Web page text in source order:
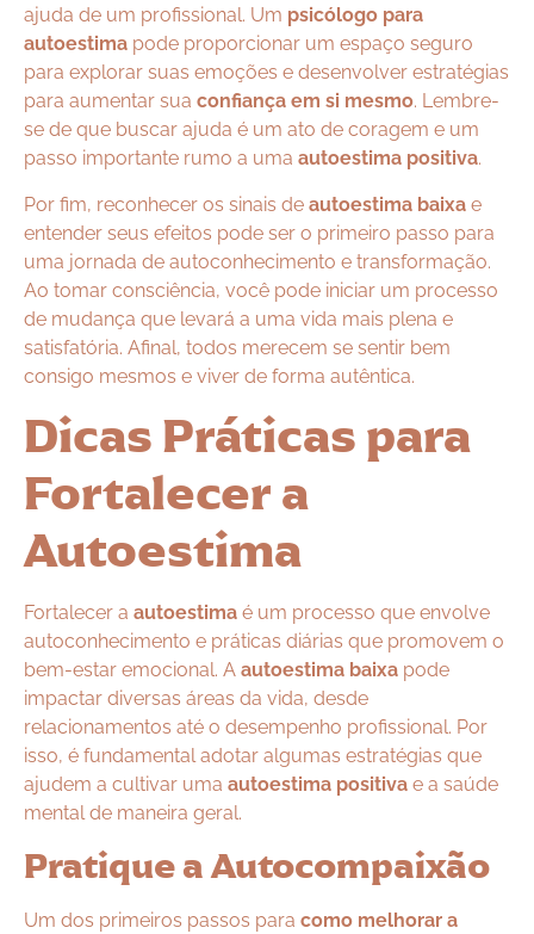
ajuda de um profissional. Um psicólogo para
autoestima pode proporcionar um espaço seguro
para explorar suas emoções e desenvolver estratégias
para aumentar sua confiança em si mesmo. Lembre-
se de que buscar ajuda é um ato de coragem e um
passo importante rumo a uma autoestima positiva.
Por fim, reconhecer os sinais de autoestima baixa e
entender seus efeitos pode ser o primeiro passo para
uma jornada de autoconhecimento e transformação.
Ao tomar consciência, você pode iniciar um processo
de mudança que levará a uma vida mais plena e
satisfatória. Afinal, todos merecem se sentir bem
consigo mesmos e viver de forma autêntica.
Dicas Práticas para
Fortalecer a
Autoestima
Fortalecer a autoestima é um processo que envolve
autoconhecimento e práticas diárias que promovem o
bem-estar emocional. A autoestima baixa pode
impactar diversas áreas da vida, desde
relacionamentos até o desempenho profissional. Por
isso, é fundamental adotar algumas estratégias que
ajudem a cultivar uma autoestima positiva e a saúde
mental de maneira geral.
Pratique a Autocompaixão
Um dos primeiros passos para como melhorar a